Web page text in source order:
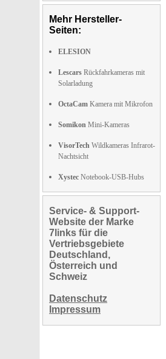
Mehr Hersteller-
Seiten:
ELESION
Lescars Rückfahrkameras mit
Solarladung
OctaCam Kamera mit Mikrofon
Somikon Mini-Kameras
VisorTech Wildkameras Infrarot-
Nachtsicht
Xystec Notebook-USB-Hubs
Service- & Support-
Website der Marke
7links für die
Vertriebsgebiete
Deutschland,
Österreich und
Schweiz
Datenschutz
Impressum